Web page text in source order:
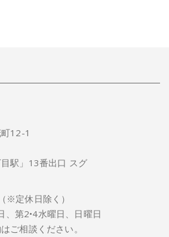
12-1
駅」13番出口 スグ
定休日除く）
、第2•4水曜日、日曜日
ご相談ください。